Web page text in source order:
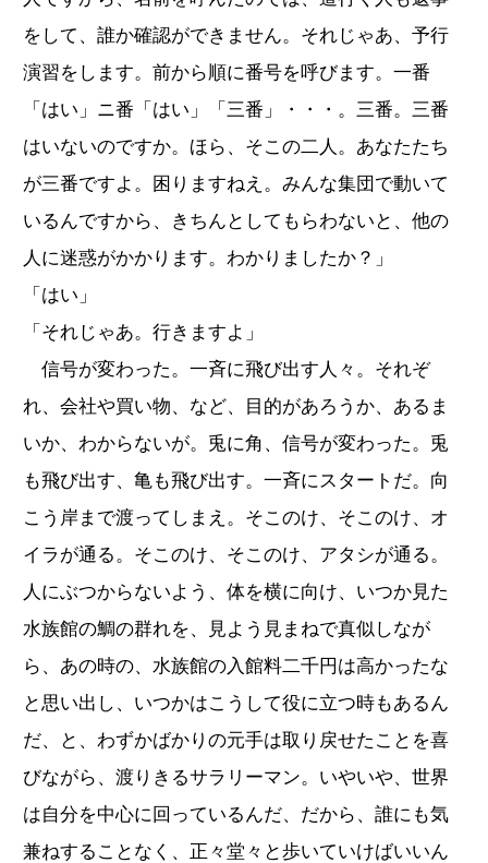
をして、誰か確認ができません。それじゃあ、予行
演習をします。前から順に番号を呼びます。一番
「はい」ニ番「はい」「三番」・・・。三番。三番
はいないのですか。ほら、そこの二人。あなたたち
が三番ですよ。困りますねえ。みんな集団で動いて
いるんですから、きちんとしてもらわないと、他の
人に迷惑がかかります。わかりましたか？」
「はい」
「それじゃあ。行きますよ」
信号が変わった。一斉に飛び出す人々。それぞ
れ、会社や買い物、など、目的があろうか、あるま
いか、わからないが。兎に角、信号が変わった。兎
も飛び出す、亀も飛び出す。一斉にスタートだ。向
こう岸まで渡ってしまえ。そこのけ、そこのけ、オ
イラが通る。そこのけ、そこのけ、アタシが通る。
人にぶつからないよう、体を横に向け、いつか見た
水族館の鯛の群れを、見よう見まねで真似しなが
ら、あの時の、水族館の入館料二千円は高かったな
と思い出し、いつかはこうして役に立つ時もあるん
だ、と、わずかばかりの元手は取り戻せたことを喜
びながら、渡りきるサラリーマン。いやいや、世界
は自分を中心に回っているんだ、だから、誰にも気
兼ねすることなく、正々堂々と歩いていけばいいん